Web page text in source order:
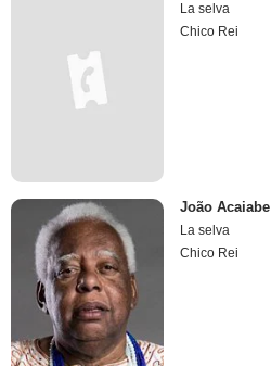
La selva
Chico Rei
João Acaiabe
La selva
Chico Rei